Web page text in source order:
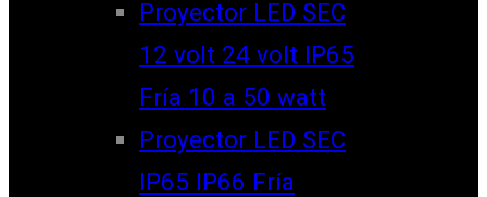
Proyector LED SEC
12 volt 24 volt IP65
Fría 10 a 50 watt
Proyector LED SEC
IP65 IP66 Fría